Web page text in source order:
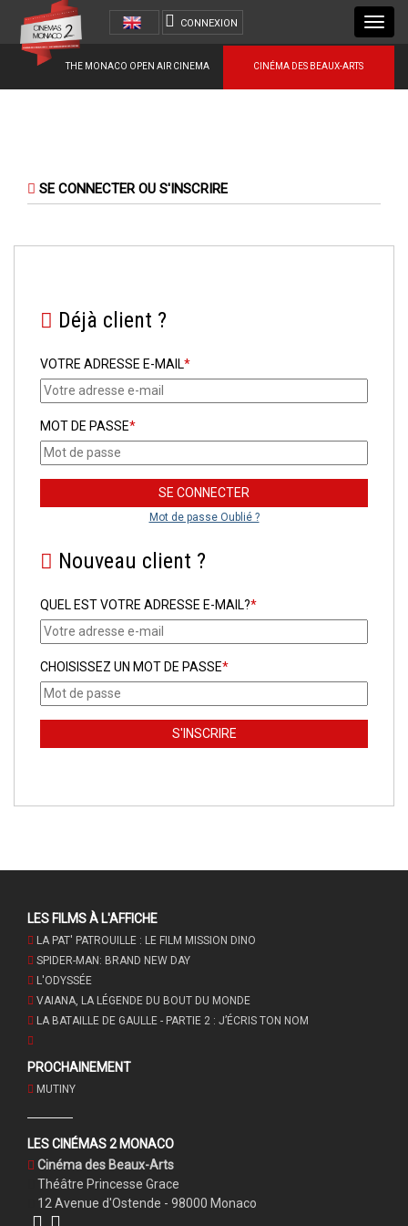
CINÉMA DES BEAUX-ARTS
THE MONACO OPEN AIR CINEMA
CONNEXION
SE CONNECTER OU S'INSCRIRE
Déjà client ?
VOTRE ADRESSE E-MAIL*
MOT DE PASSE*
Mot de passe Oublié ?
Nouveau client ?
QUEL EST VOTRE ADRESSE E-MAIL?*
CHOISISSEZ UN MOT DE PASSE*
LES FILMS À L'AFFICHE
LA PAT' PATROUILLE : LE FILM MISSION DINO
SPIDER-MAN: BRAND NEW DAY
L'ODYSSÉE
VAIANA, LA LÉGENDE DU BOUT DU MONDE
LA BATAILLE DE GAULLE - PARTIE 2 : J’ÉCRIS TON NOM
PROCHAINEMENT
MUTINY
LES CINÉMAS 2 MONACO
Cinéma des Beaux-Arts
Théâtre Princesse Grace
12 Avenue d'Ostende - 98000 Monaco